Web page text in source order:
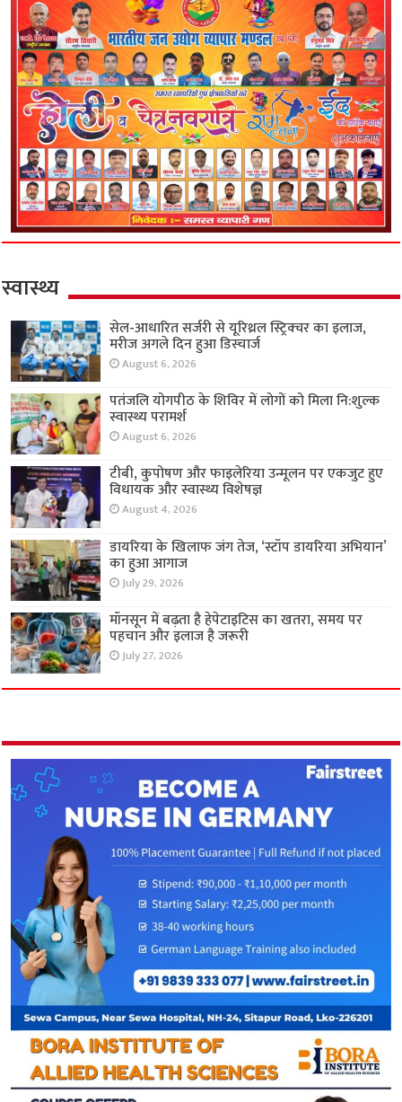
स्वास्थ्य
सेल-आधारित सर्जरी से यूरिथ्रल स्ट्रिक्चर का इलाज,
मरीज अगले दिन हुआ डिस्चार्ज
August 6, 2026
पतंजलि योगपीठ के शिविर में लोगों को मिला नि:शुल्क
स्वास्थ्य परामर्श
August 6, 2026
टीबी, कुपोषण और फाइलेरिया उन्मूलन पर एकजुट हुए
विधायक और स्वास्थ्य विशेषज्ञ
August 4, 2026
डायरिया के खिलाफ जंग तेज, ‘स्टॉप डायरिया अभियान’
का हुआ आगाज
July 29, 2026
मॉनसून में बढ़ता है हेपेटाइटिस का खतरा, समय पर
पहचान और इलाज है जरूरी
July 27, 2026